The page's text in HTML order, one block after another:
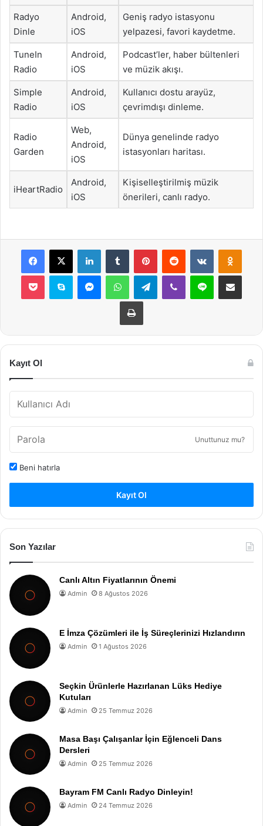
Radyo
Dinle
Android,
iOS
Geniş radyo istasyonu
yelpazesi, favori kaydetme.
TuneIn
Radio
Android,
iOS
Podcast’ler, haber bültenleri
ve müzik akışı.
Simple
Radio
Android,
iOS
Kullanıcı dostu arayüz,
çevrimdışı dinleme.
Radio
Garden
Web,
Android,
iOS
Dünya genelinde radyo
istasyonları haritası.
iHeartRadio
Android,
iOS
Kişiselleştirilmiş müzik
önerileri, canlı radyo.
Facebook
X LinkedInTumblr PinterestReddit VKontakte
Pocket Skype MessengerWhatsAppTelegramViber Line E-Posta ile
Yazdır
Kayıt Ol
Unuttunuz mu?
Beni hatırla
Kayıt Ol
Son Yazılar
Canlı Altın Fiyatlarının Önemi
Admin 8 Ağustos 2026
E İmza Çözümleri ile İş Süreçlerinizi Hızlandırın
Admin 1 Ağustos 2026
Seçkin Ürünlerle Hazırlanan Lüks Hediye
Kutuları
Admin 25 Temmuz 2026
Masa Başı Çalışanlar İçin Eğlenceli Dans
Dersleri
Admin 25 Temmuz 2026
Bayram FM Canlı Radyo Dinleyin!
Admin 24 Temmuz 2026